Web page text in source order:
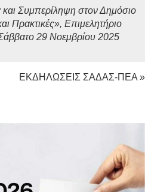
Συμπερίληψη στον Δημόσιο
Πρακτικές», Επιμελητήριο
29 Νοεμβρίου 2025
ΕΚΔΗΛΩΣΕΙΣ ΣΑΔΑΣ-ΠΕΑ »